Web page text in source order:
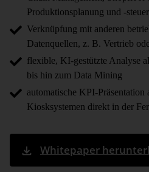
Produktionsplanung und -
Verknüpfung mit anderen
Datenquellen, z. B. Vertrieb
flexible, KI-gestützte Analyse
bis hin zum Data Mining
automatische KPI-
Kiosksystemen direkt in der
Whitepaper